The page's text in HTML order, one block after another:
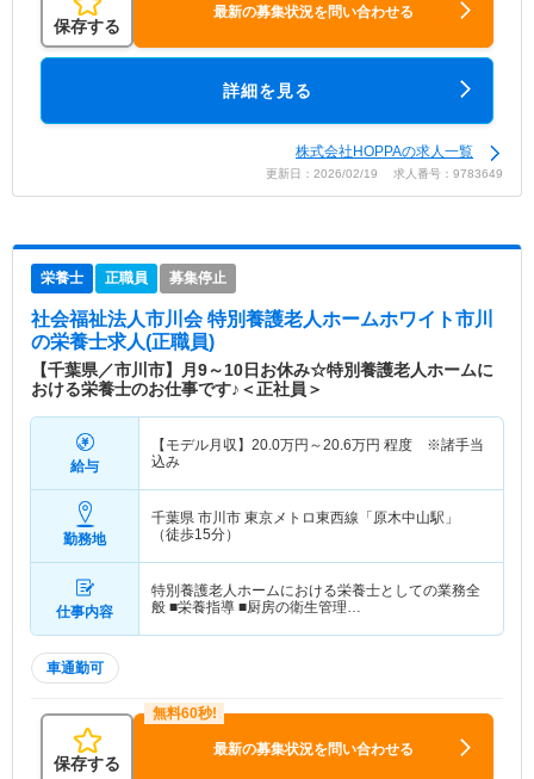
保存する
最新の募集状況を問い合わせる
詳細を見る
株式会社HOPPAの求人一覧
更新日：2026/02/19 求人番号：9783649
栄養士 正職員 募集停止
社会福祉法人市川会 特別養護老人ホームホワイト市川
の栄養士求人(正職員)
【千葉県／市川市】月9～10日お休み☆特別養護老人ホームに
おける栄養士のお仕事です♪＜正社員＞
給与
【モデル月収】 20.0万円～20.6万円 程度 ※諸手当
込み
勤務地
千葉県 市川市 東京メトロ東西線「原木中山駅」
（徒歩15分）
仕事内容
特別養護老人ホームにおける栄養士としての業務全
般 ■栄養指導 ■厨房の衛生管理…
車通勤可
保存する
最新の募集状況を問い合わせる